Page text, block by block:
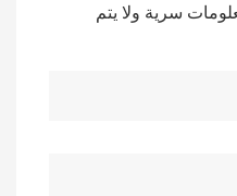
سرية ولا يتم